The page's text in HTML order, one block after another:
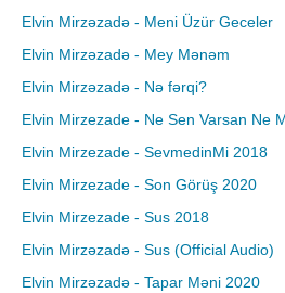
Elvin Mirzəzadə - Meni Üzür Geceler
Elvin Mirzəzadə - Mey Mənəm
Elvin Mirzəzadə - Nə fərqi?
Elvin Mirzezade - Ne Sen Varsan Ne
Elvin Mirzezade - SevmedinMi 2018
Elvin Mirzezade - Son Görüş 2020
Elvin Mirzezade - Sus 2018
Elvin Mirzəzadə - Sus (Official Audio)
Elvin Mirzəzadə - Tapar Məni 2020